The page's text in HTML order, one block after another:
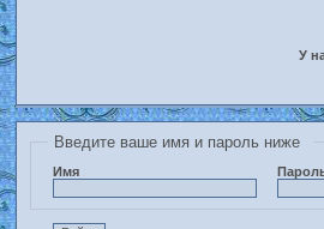
У
Введите ваше имя и пароль ниже
Имя